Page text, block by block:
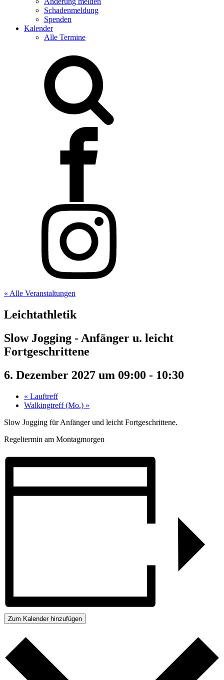
Schadenmeldung
Spenden
Kalender
Alle Termine
« Alle Veranstaltungen
Leichtathletik
Slow Jogging - Anfänger u. leicht
Fortgeschrittene
6. Dezember 2027 um 09:00 - 10:30
« Lauftreff
Walkingtreff (Mo.) »
Slow Jogging für Anfänger und leicht Fortgeschrittene.
Regeltermin am Montagmorgen
Zum Kalender hinzufügen